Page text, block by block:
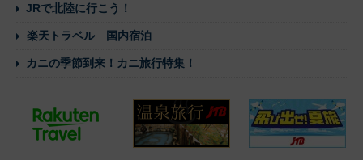
JRで北陸に行こう！
楽天トラベル 国内宿泊
カニの季節到来！カニ旅行特集！